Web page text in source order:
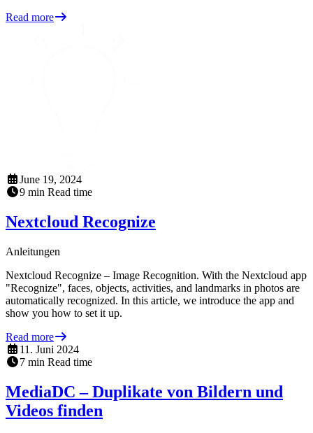
Read more
June 19, 2024
9 min Read time
Nextcloud Recognize
Anleitungen
Nextcloud Recognize – Image Recognition. With the Nextcloud app
"Recognize", faces, objects, activities, and landmarks in photos are
automatically recognized. In this article, we introduce the app and
show you how to set it up.
Read more
11. Juni 2024
7 min Read time
MediaDC – Duplikate von Bildern und
Videos finden